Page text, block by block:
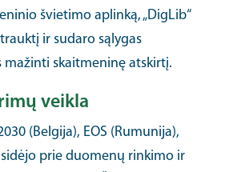
švietimo aplinką, „DigLib“
ir sudaro sąlygas
skaitmeninę atskirtį.
veikla
(Belgija), EOS (Rumunija),
prie duomenų rinkimo ir